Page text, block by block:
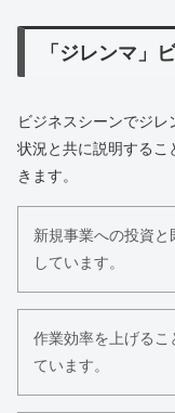
「ジレンマ」
ビジネスシーンでジ
状況と共に説明するこ
きます。
新規事業への投資と
しています。
作業効率を上げる
ています。